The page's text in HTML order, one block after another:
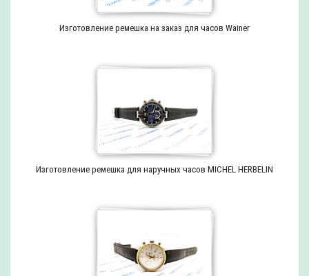
Изготовление ремешка на заказ для часов Wainer
Изготовление ремешка для наручных часов MICHEL HERBELIN